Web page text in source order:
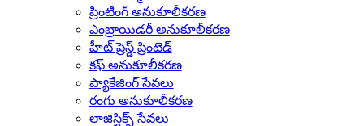
ప్రింటింగ్ అనుకూలీకరణ
ఎంబ్రాయిడరీ అనుకూలీకరణ
హీట్ ప్రెస్డ్ ప్రింటెడ్
కఫ్ అనుకూలీకరణ
ప్యాకేజింగ్ సేవలు
రంగు అనుకూలీకరణ
లాజిస్టిక్స్ సేవలు